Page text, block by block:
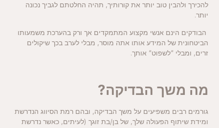
להכירך ולהבין טוב יותר את קורותיך, תהיה החלטתם לגביך נכונה
יותר.
הבודקים הינם אנשי מקצוע המתמקדים אך ורק בהערכת משמעותו
הביטחונית של המידע אותו אתה מוסר, מבלי לערב בכך שיקולים
זרים, ומבלי “לשפוט“ אותך.
מה משך הבדיקה?
גורמים רבים משפיעים על משך הבדיקה, ובהם רמת הסיווג הנדרשת
ומידת שיתוף הפעולה שלך, של בן/בת זוגך (לעיתים, כאשר נדרשת